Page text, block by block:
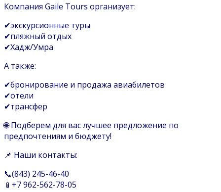
Компания Gaile Tours организует:
✔экскурсионные туры
✔пляжный отдых
✔Хадж/Умра
А также:
✔бронирование и продажа авиабилетов
✔отели
✔трансфер
🌐 Подберем для вас лучшее предложение по
предпочтениям и бюджету!
📌 Наши контакты:
📞(843) 245-46-40
📱+7 962-562-78-05